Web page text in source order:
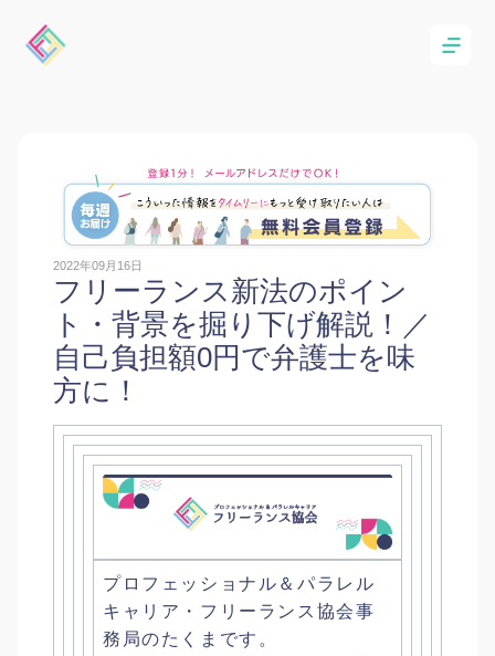
2022年09月16日
フリーランス新法のポイン
ト・背景を掘り下げ解説！／
自己負担額0円で弁護士を味
方に！
プロフェッショナル＆パラレル
キャリア・ フリーランス協会事
務局のたくまです。